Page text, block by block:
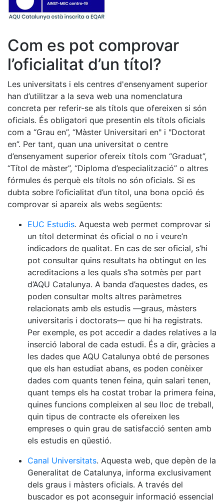
Com es pot comprovar
l’oficialitat d’un títol?
Les universitats i els centres d'ensenyament superior
han d’utilitzar a la seva web una nomenclatura
concreta per referir-se als títols que ofereixen si són
oficials. És obligatori que presentin els títols oficials
com a “Grau en”, “Màster Universitari en" i "Doctorat
en”. Per tant, quan una universitat o centre
d’ensenyament superior ofereix títols com “Graduat”,
“Títol de màster”, “Diploma d’especialització” o altres
fórmules és perquè els títols no són oficials. Si es
dubta sobre l’oficialitat d’un títol, una bona opció és
comprovar si apareix als webs següents:
EUC Estudis. Aquesta web permet comprovar si
un títol determinat és oficial o no i veure’n
indicadors de qualitat. En cas de ser oficial, s’hi
pot consultar quins resultats ha obtingut en les
acreditacions a les quals s’ha sotmès per part
d’AQU Catalunya. A banda d’aquestes dades, es
poden consultar molts altres paràmetres
relacionats amb els estudis —graus, màsters
universitaris i doctorats— que hi ha registrats.
Per exemple, es pot accedir a dades relatives a la
inserció laboral de cada estudi. És a dir, gràcies a
les dades que AQU Catalunya obté de persones
que els han estudiat abans, es poden conèixer
dades com quants tenen feina, quin salari tenen,
quant temps els ha costat trobar la primera feina,
quines funcions compleixen al seu lloc de treball,
quin tipus de contracte els ofereixen les
empreses o quin grau de satisfacció senten amb
els estudis en qüestió.
Canal Universitats. Aquesta web, que depèn de la
Generalitat de Catalunya, informa exclusivament
dels graus i màsters oficials. A través del
buscador es pot aconseguir informació essencial